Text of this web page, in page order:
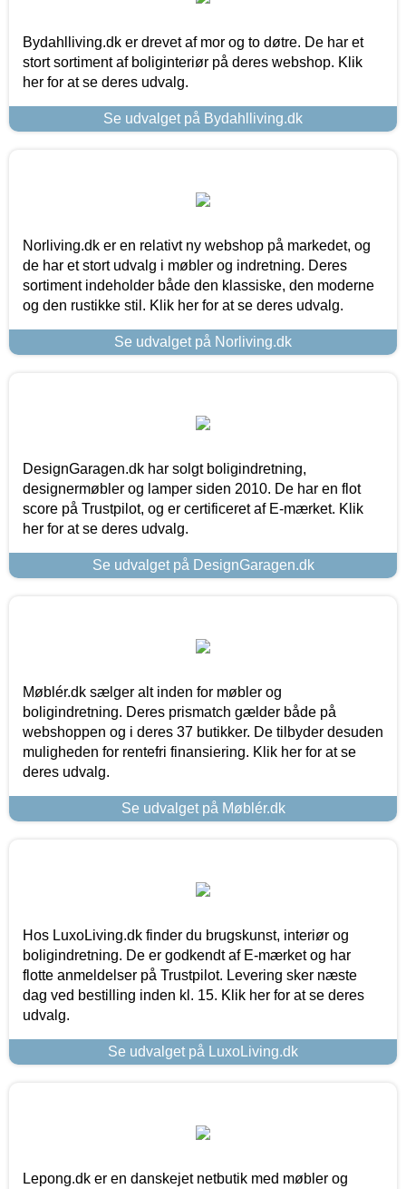
Bydahlliving.dk er drevet af mor og to døtre. De har et
stort sortiment af boliginteriør på deres webshop. Klik
her for at se deres udvalg.
Se udvalget på Bydahlliving.dk
Norliving.dk er en relativt ny webshop på markedet, og
de har et stort udvalg i møbler og indretning. Deres
sortiment indeholder både den klassiske, den moderne
og den rustikke stil. Klik her for at se deres udvalg.
Se udvalget på Norliving.dk
DesignGaragen.dk har solgt boligindretning,
designermøbler og lamper siden 2010. De har en flot
score på Trustpilot, og er certificeret af E-mærket. Klik
her for at se deres udvalg.
Se udvalget på DesignGaragen.dk
Møblér.dk sælger alt inden for møbler og
boligindretning. Deres prismatch gælder både på
webshoppen og i deres 37 butikker. De tilbyder desuden
muligheden for rentefri finansiering. Klik her for at se
deres udvalg.
Se udvalget på Møblér.dk
Hos LuxoLiving.dk finder du brugskunst, interiør og
boligindretning. De er godkendt af E-mærket og har
flotte anmeldelser på Trustpilot. Levering sker næste
dag ved bestilling inden kl. 15. Klik her for at se deres
udvalg.
Se udvalget på LuxoLiving.dk
Lepong.dk er en danskejet netbutik med møbler og